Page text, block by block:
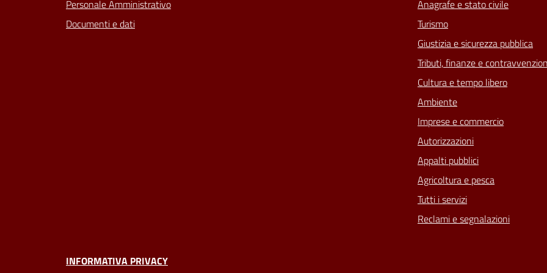
Personale Amministrativo
Documenti e dati
Anagrafe e stato civile
Turismo
Giustizia e sicurezza pubblica
Tributi, finanze e
Cultura e tempo libero
Ambiente
Imprese e commercio
Autorizzazioni
Appalti pubblici
Agricoltura e pesca
Tutti i servizi
Reclami e segnalazioni
INFORMATIVA PRIVACY